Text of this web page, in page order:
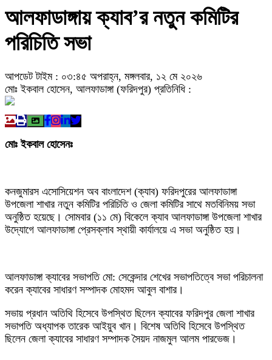
আলফাডাঙ্গায় ক্যাব’র নতুন কমিটির
পরিচিতি সভা
আপডেট টাইম : ০৩:৪৫ অপরাহ্ন, মঙ্গলবার, ১২ মে ২০২৬
মোঃ ইকবাল হোসেন, আলফাডাঙ্গা (ফরিদপুর) প্রতিনিধি :
মোঃ ইকবাল হোসেনঃ
কনজুমারস এসোসিয়েশন অব বাংলাদেশ (ক্যাব) ফরিদপুরের আলফাডাঙ্গা
উপজেলা শাখার নতুন কমিটির পরিচিতি ও জেলা কমিটির সাথে মতবিনিময় সভা
অনুষ্ঠিত হয়েছে। সোমবার (১১ মে) বিকেলে ক্যাব আলফাডাঙ্গা উপজেলা শাখার
উদ্যোগে আলফাডাঙ্গা প্রেসক্লাব স্থায়ী কার্যালয়ে এ সভা অনুষ্ঠিত হয়।
আলফাডাঙ্গা ক্যাবের সভাপতি মো: সেকেন্দার শেখের সভাপতিত্বে সভা পরিচালনা
করেন ক্যাবের সাধারণ সম্পাদক মোহমদ আবুল বাশার।
সভায় প্রধান অতিথি হিসেবে উপস্থিত ছিলেন ক্যাবের ফরিদপুর জেলা শাখার
সভাপতি অধ্যাপক তারেক আইয়ুব খান। বিশেষ অতিথি হিসেবে উপস্থিত
ছিলেন জেলা ক্যাবের সাধারণ সম্পাদক সৈয়দ নাজমুল আলম পারভেজ।